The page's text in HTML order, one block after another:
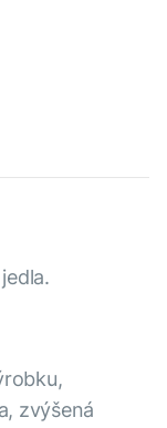
zvýšená